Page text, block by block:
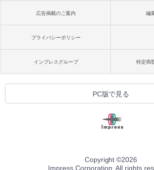
広告掲載のご案内 編
プライバシーポリシー
インプレスグループ 特定商
PC版で見る
Copyright ©2026
Impress Corporation. All rights